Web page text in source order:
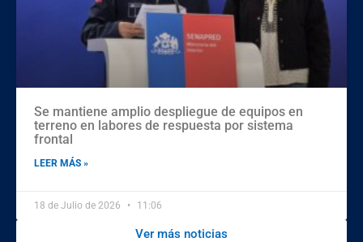
Se mantiene amplio despliegue de equipos en
terreno en labores de respuesta por sistema
frontal
LEER MÁS »
18 de Julio de 2026 11:06
Ver más noticias